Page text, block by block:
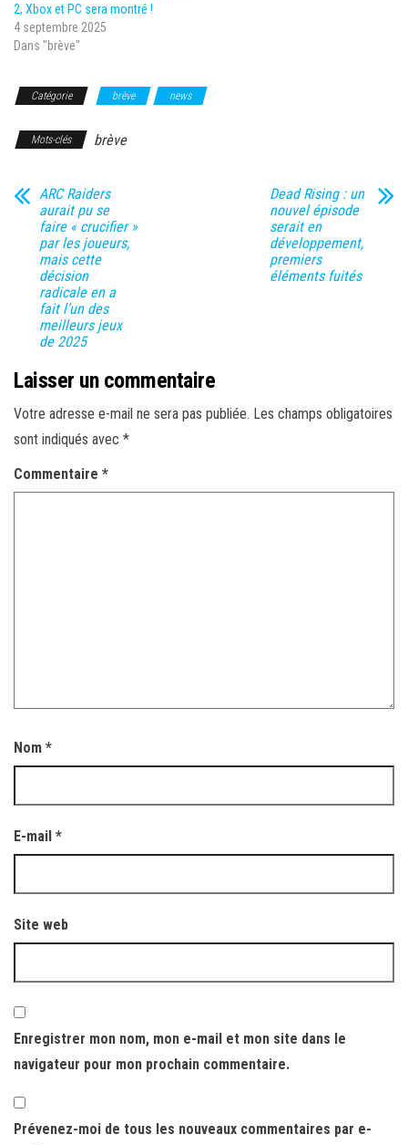
2, Xbox et PC sera montré !
4 septembre 2025
Dans "brève"
Catégorie brève news
Mots-clés brève
ARC Raiders
aurait pu se
faire « crucifier »
par les joueurs,
mais cette
décision
radicale en a
fait l’un des
meilleurs jeux
de 2025
Dead Rising : un
nouvel épisode
serait en
développement,
premiers
éléments fuités
Laisser un commentaire
Votre adresse e-mail ne sera pas publiée. Les champs obligatoires
sont indiqués avec *
Commentaire *
Nom *
E-mail *
Site web
Enregistrer mon nom, mon e-mail et mon site dans le
navigateur pour mon prochain commentaire.
Prévenez-moi de tous les nouveaux commentaires par e-